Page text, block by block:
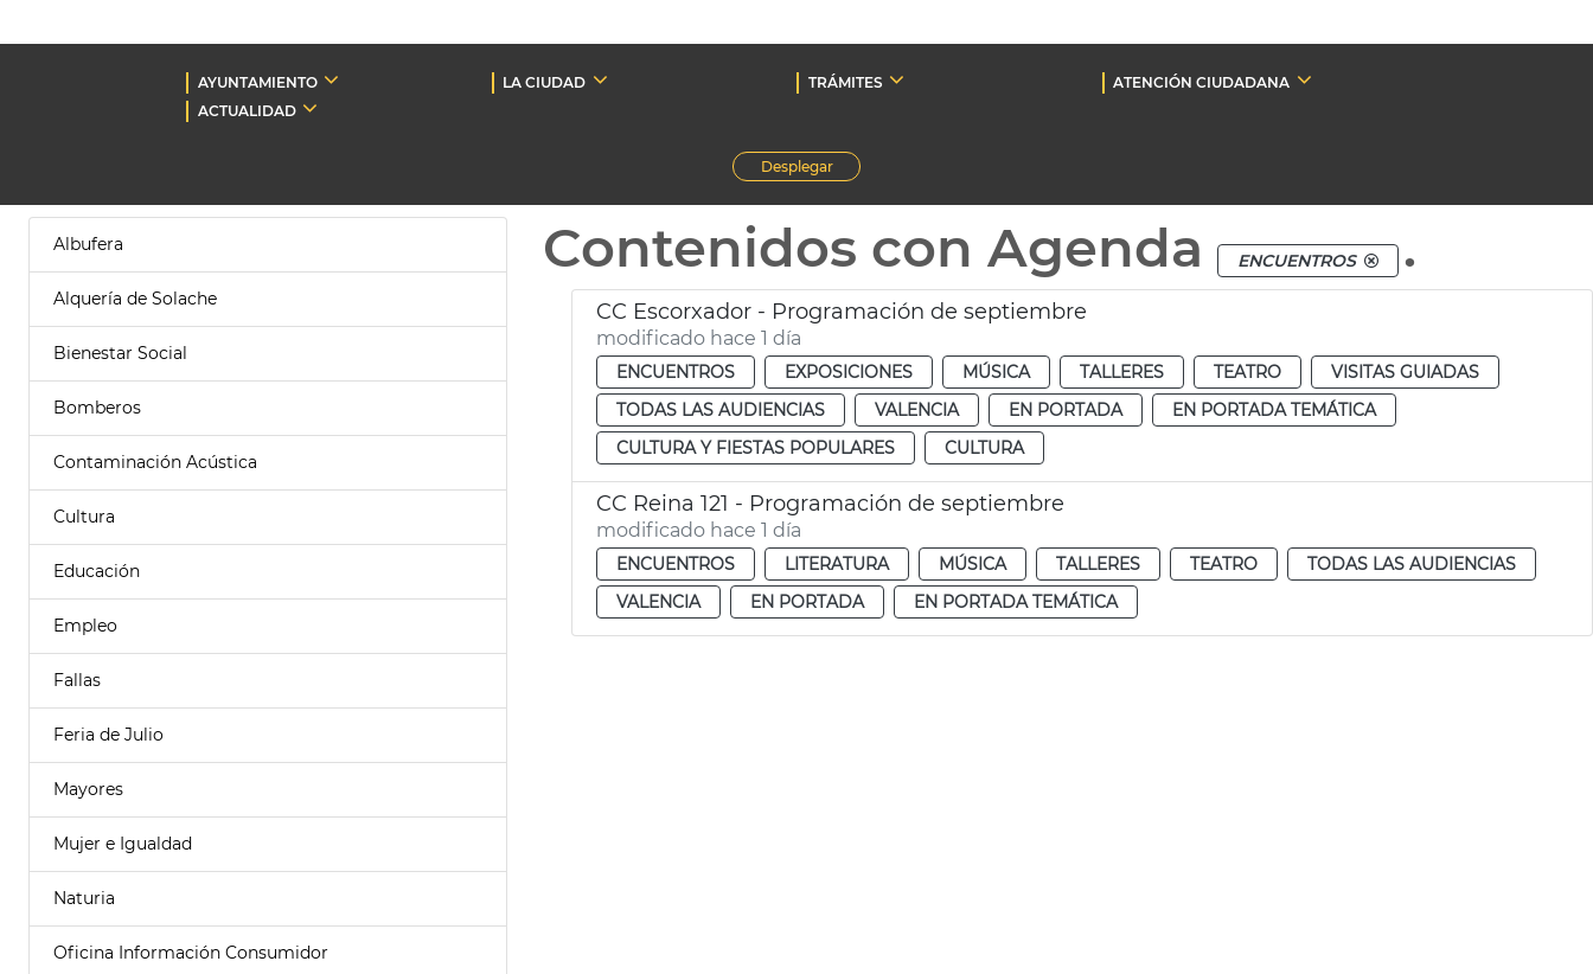
AYUNTAMIENTO LA CIUDAD TRÁMITES
ATENCIÓN CIUDADANA
ACTUALIDAD
Desplegar
Albufera
Alquería de Solache
Bienestar Social
Bomberos
Contaminación Acústica
Cultura
Educación
Empleo
Fallas
Feria de Julio
Mayores
Mujer e Igualdad
Naturia
Oficina Información Consumidor
Contenidos con Agenda ENCUENTROS .
CC Escorxador - Programación de septiembre
modificado hace 1 día
ENCUENTROS EXPOSICIONES MÚSICA TALLERES TEATRO
VISITAS GUIADAS
TODAS LAS AUDIENCIAS
VALENCIA EN PORTADA
EN PORTADA TEMÁTICA
CULTURA Y FIESTAS POPULARES
CULTURA
CC Reina 121 - Programación de septiembre
modificado hace 1 día
ENCUENTROS LITERATURA MÚSICA TALLERES TEATRO
TODAS LAS AUDIENCIAS
VALENCIA
EN PORTADA EN PORTADA TEMÁTICA